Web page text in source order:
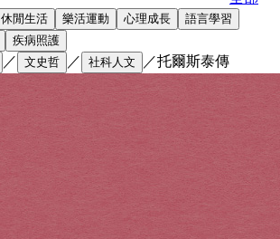
休閒生活 樂活運動 心理成長
語言學習
疾病照護
／ 文史哲 ／ 社科人文 ／托爾斯泰傳